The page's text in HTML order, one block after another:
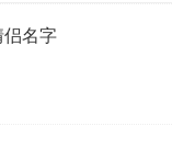
侣名字